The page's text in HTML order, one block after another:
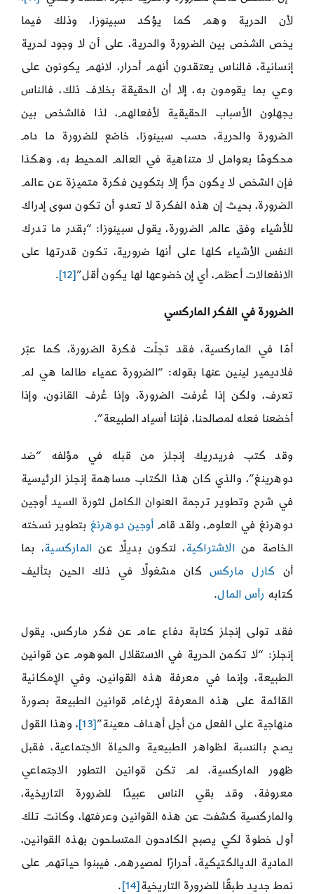
لأن الحرية وهم كما يؤكد سبينوزا، وذلك فيما
يخص الشخص بين الضرورة والحرية، على أن لا وجود لحرية
إنسانية، فالناس يعتقدون أنهم أحرار، لانهم يكونون على
وعي بما يقومون به، إلا أن الحقيقة بخلاف ذلك، فالناس
يجهلون الأسباب الحقيقية لأفعالهم، لذا فالشخص بين
الضرورة والحرية، حسب سبينوزا، خاضع للضرورة ما دام
محكومًا بعوامل لا متناهية في العالم المحيط به، وهكذا
فإن الشخص لا يكون حرًّا إلا بتكوين فكرة متميزة عن عالم
الضرورة، بحيث إن هذه الفكرة لا تعدو أن تكون سوى إدراك
للأشياء وفق عالم الضرورة، يقول سبينوزا: “بقدر ما تدرك
النفس الأشياء كلها على أنها ضرورية، تكون قدرتها على
الانفعالات أعظم، أي إن خضوعها لها يكون أقل”[12]
.
الضرورة في الفكر الماركسي
أمّا في الماركسية، فقد تجلّت فكرة الضرورة، كما عبّر
فلاديمير لينين عنها بقوله: “الضرورة عمياء طالما هي لم
تعرف، ولكن إذا عُرفت الضرورة، وإذا عُرف القانون، وإذا
أخضعنا فعله لمصالحنا، فإننا أسياد الطبيعة”.
وقد كتب فريدريك إنجلز من قبله في مؤلفه “ضد
دوهرينغ”، والذي كان هذا الكتاب مساهمة إنجلز الرئيسية
في شرح وتطوير ترجمة العنوان الكامل لثورة السيد أوجين
دوهرنغ في العلوم، ولقد قام أوجين دوهرنغ بتطوير نسخته
الخاصة منالاشتراكية، لتكون بديلًا عن الماركسية، بما
أن كارل ماركس كان مشغولًا في ذلك الحين بتأليف
كتابه رأس المال.
فقد تولى إنجلز كتابة دفاع عام عن فكر ماركس، يقول
إنجلز: “لا تكمن الحرية في الاستقلال الموهوم عن قوانين
الطبيعة، وإنما في معرفة هذه القوانين، وفي الإمكانية
القائمة على هذه المعرفة لإرغام قوانين الطبيعة بصورة
منهاجية على الفعل من أجل أهداف معينة”[13]
، وهذا القول
يصح بالنسبة لظواهر الطبيعية والحياة الاجتماعية، فقبل
ظهور الماركسية، لم تكن قوانين التطور الاجتماعي
معروفة، وقد بقي الناس عبيدًا للضرورة التاريخية،
والماركسية كشفت عن هذه القوانين وعرفتها، وكانت تلك
أول خطوة لكي يصبح الكادحون المتسلحون بهذه القوانين،
المادية الديالكتيكية، أحرارًا لمصيرهم، فيبنوا حياتهم على
نمط جديد طبقًا للضرورة التاريخية [14]
.